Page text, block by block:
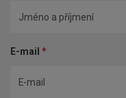
E-mail *